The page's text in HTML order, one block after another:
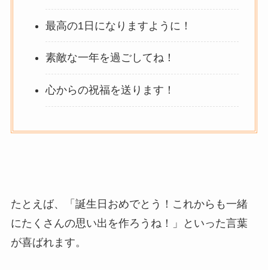
最高の1日になりますように！
素敵な一年を過ごしてね！
心からの祝福を送ります！
たとえば、
「誕生日おめでとう！これからも一緒
にたくさんの思い出を作ろうね！」といった言葉
が喜ばれます。